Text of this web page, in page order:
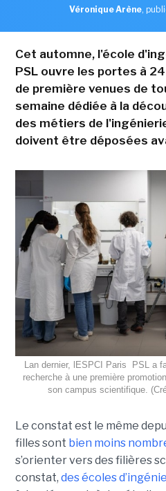
Véronique Arène,
Cet automne, l'école
PSL ouvre les portes à
de première venues de
semaine dédiée à la
des métiers de
doivent être déposées
Lan dernier, lESPCI Paris  PSL
recherche à une première
son campus scientifique.
Le constat est le même
filles sont bien moins
s’orienter vers des filières
constat, des écoles